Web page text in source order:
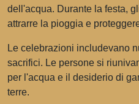
dell'acqua. Durante la festa,
attrarre la pioggia e
Le celebrazioni includevano
sacrifici. Le persone si
per l'acqua e il desiderio di
terre.